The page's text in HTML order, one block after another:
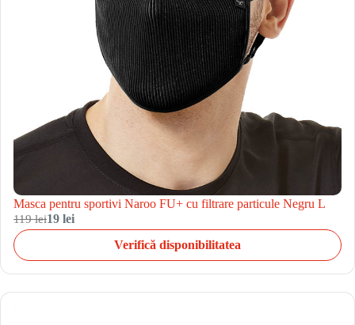
Masca pentru sportivi Naroo FU+ cu filtrare particule Negru L
119 lei19 lei
Verifică disponibilitatea